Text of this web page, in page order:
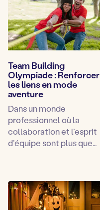
Team Building
Olympiade : Renforcer
les liens en mode
aventure
Dans un monde
professionnel où la
collaboration et l’esprit
d’équipe sont plus que…